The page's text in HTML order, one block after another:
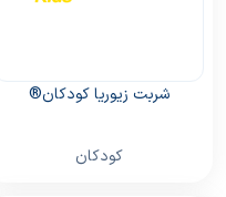
شربت زیوریا کودکان®
کودکان